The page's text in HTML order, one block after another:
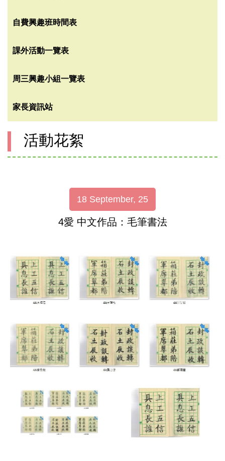
自費興趣班時間表
課外活動一覽表
周三興趣小組一覽表
家長資訊站
活動花絮
18 September, 25
4愛 中文作品：毛筆書法